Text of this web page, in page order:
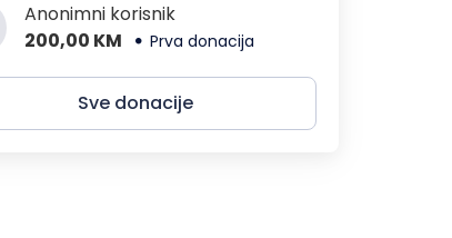
Anonimni korisnik
200,00 KM
Prva donacija
Sve donacije